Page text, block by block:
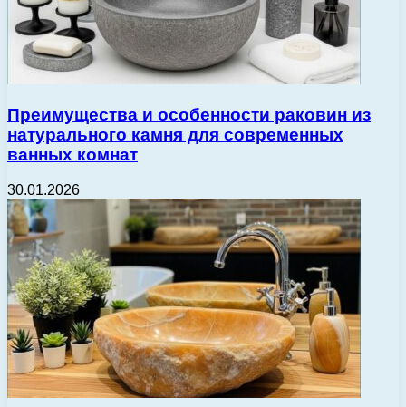
Преимущества и особенности раковин из
натурального камня для современных
ванных комнат
30.01.2026